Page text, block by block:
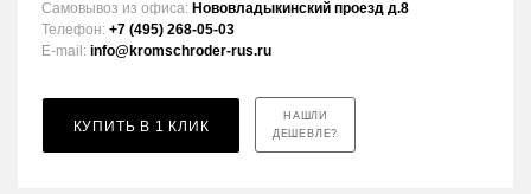
Самовывоз из офиса: Нововладыкинский проезд д.8
Телефон: +7 (495) 268-05-03
E-mail: info@kromschroder-rus.ru
КУПИТЬ В 1 КЛИК
НАШЛИ
ДЕШЕВЛЕ?